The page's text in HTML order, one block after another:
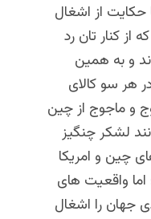
حکایت از اشغال
از کنار تان رد
و به همین
هر سو کالای
و ماجوج از چین
لشکر چنگیز
چین و امریکا
واقعیت های
جهان را اشغال